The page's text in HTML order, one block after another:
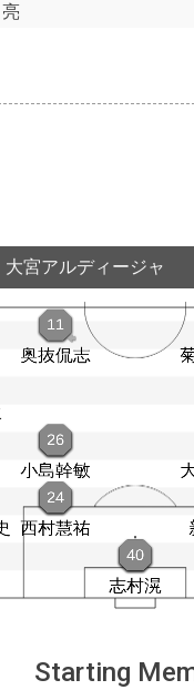
大宮アルディージャ
Starting